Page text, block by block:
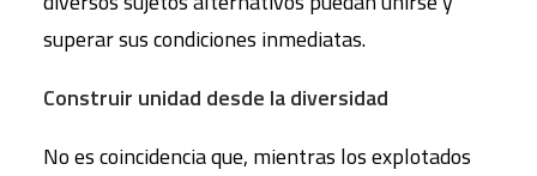
superar sus condiciones inmediatas.
Construir unidad desde la diversidad
No es coincidencia que, mientras los explotados